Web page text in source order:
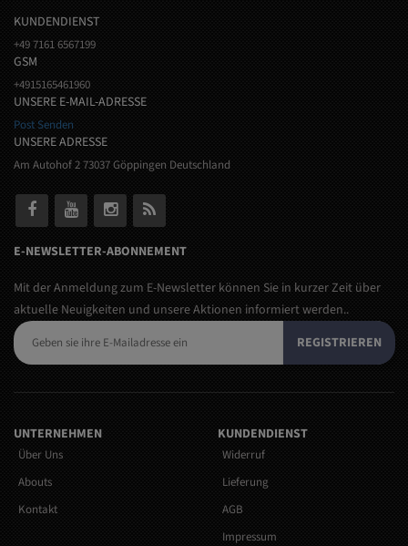
KUNDENDIENST
+49 7161 6567199
GSM
+4915165461960
UNSERE E-MAIL-ADRESSE
Post Senden
UNSERE ADRESSE
Am Autohof 2 73037 Göppingen Deutschland
E-NEWSLETTER-ABONNEMENT
Mit der Anmeldung zum E-Newsletter können Sie in kurzer Zeit über
aktuelle Neuigkeiten und unsere Aktionen informiert werden..
REGISTRIEREN
UNTERNEHMEN
Über Uns
Abouts
Kontakt
KUNDENDIENST
Widerruf
Lieferung
AGB
Impressum